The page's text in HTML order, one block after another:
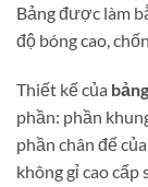
Bảng được làm
độ bóng cao,
Thiết kế của
phần: phần
phần chân đế
không gỉ cao